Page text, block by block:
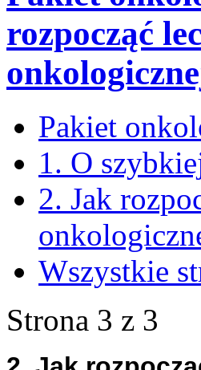
rozpocząć
Pakiet
1. O
2. Jak
Wszystkie
Strona 3 z 3